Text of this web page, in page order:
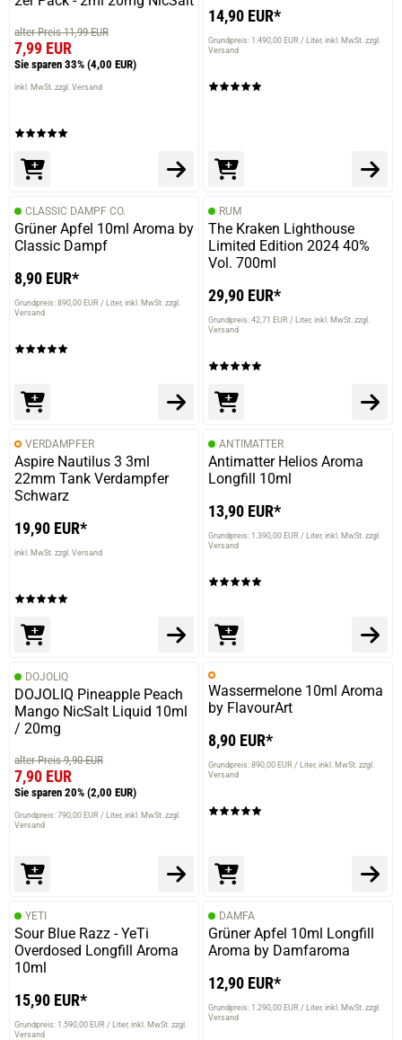
alter Preis 11,99 EUR
7,99 EUR
Sie sparen 33% (4,00 EUR)
inkl. MwSt. zzgl. Versand
14,90 EUR*
Grundpreis: 1.490,00 EUR / Liter inkl. MwSt. zzgl.
Versand
CLASSIC DAMPF CO.
Grüner Apfel 10ml Aroma by
Classic Dampf
8,90 EUR*
Grundpreis: 890,00 EUR / Liter inkl. MwSt. zzgl.
Versand
RUM
The Kraken Lighthouse
Limited Edition 2024 40%
Vol. 700ml
29,90 EUR*
Grundpreis: 42,71 EUR / Liter inkl. MwSt. zzgl.
Versand
VERDAMPFER
Aspire Nautilus 3 3ml
22mm Tank Verdampfer
Schwarz
19,90 EUR*
inkl. MwSt. zzgl. Versand
ANTIMATTER
Antimatter Helios Aroma
Longfill 10ml
13,90 EUR*
Grundpreis: 1.390,00 EUR / Liter inkl. MwSt. zzgl.
Versand
DOJOLIQ
DOJOLIQ Pineapple Peach
Mango NicSalt Liquid 10ml
/ 20mg
alter Preis 9,90 EUR
7,90 EUR
Sie sparen 20% (2,00 EUR)
Grundpreis: 790,00 EUR / Liter inkl. MwSt. zzgl.
Versand
Wassermelone 10ml Aroma
by FlavourArt
8,90 EUR*
Grundpreis: 890,00 EUR / Liter inkl. MwSt. zzgl.
Versand
YETI
Sour Blue Razz - YeTi
Overdosed Longfill Aroma
10ml
15,90 EUR*
Grundpreis: 1.590,00 EUR / Liter inkl. MwSt. zzgl.
Versand
DAMFA
Grüner Apfel 10ml Longfill
Aroma by Damfaroma
12,90 EUR*
Grundpreis: 1.290,00 EUR / Liter inkl. MwSt. zzgl.
Versand